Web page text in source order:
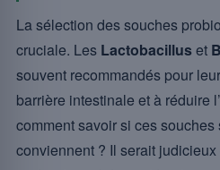
La sélection des souches
cruciale. Les Lactobacilluset
souvent recommandés pour
barrière intestinale et à réduire
comment savoir si ces
conviennent ? Il serait